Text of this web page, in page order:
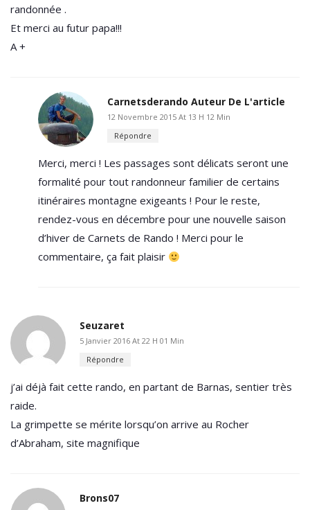
randonnée .
Et merci au futur papa!!!
A +
Carnetsderando Auteur De L'article
12 Novembre 2015 At 13 H 12 Min
Répondre
Merci, merci ! Les passages sont délicats seront une
formalité pour tout randonneur familier de certains
itinéraires montagne exigeants ! Pour le reste,
rendez-vous en décembre pour une nouvelle saison
d’hiver de Carnets de Rando ! Merci pour le
commentaire, ça fait plaisir
Seuzaret
5 Janvier 2016 At 22 H 01 Min
Répondre
j’ai déjà fait cette rando, en partant de Barnas, sentier très
raide.
La grimpette se mérite lorsqu’on arrive au Rocher
d’Abraham, site magnifique
Brons07